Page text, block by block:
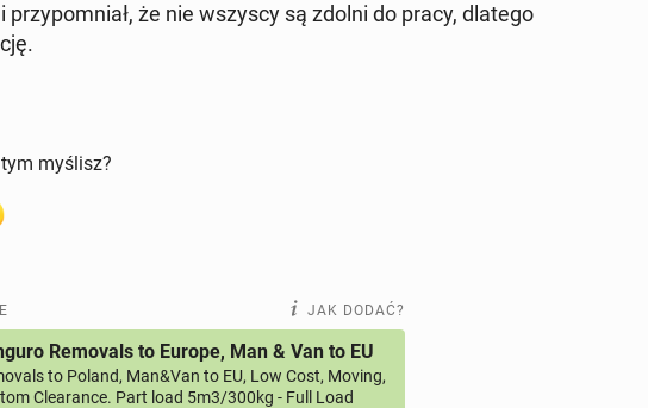
że nie wszyscy są zdolni do pracy, dlatego
myślisz?
JAK DODAĆ?
Removals to Europe, Man & Van to EU
to Poland, Man&Van to EU, Low Cost, Moving,
Clearance. Part load 5m3/300kg - Full Load